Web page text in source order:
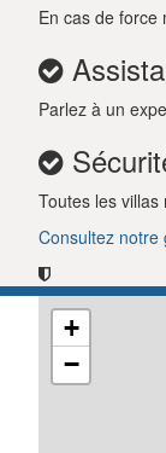
En cas de force
Parlez à un
Toutes les
Consultez notre
+
−